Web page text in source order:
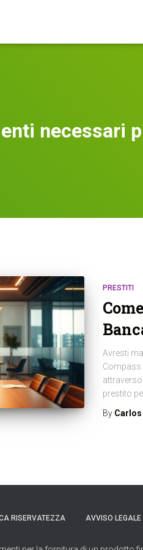
necessari
PRESTITI
Avresti
Compass
prestito
By
RISERVATEZZA AVVISO LEGALE